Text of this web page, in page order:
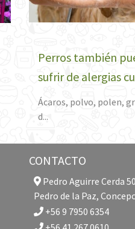
Perros también
sufrir de alergias
Ácaros, polvo, polen,
d...
CONTACTO
Pedro Aguirre Cerda
Pedro de la Paz,
+56 9 7950 6354